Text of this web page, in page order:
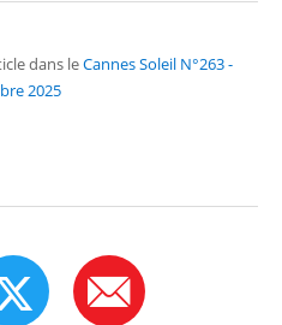
dans leCannes Soleil N°263 -
2025